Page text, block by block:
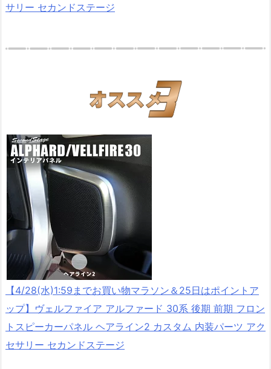
サリー セカンドステージ
【4/28(水)1:59までお買い物マラソン＆25日はポイントア
ップ】ヴェルファイア アルファード 30系 後期 前期 フロン
トスピーカーパネル ヘアライン2 カスタム 内装パーツ アク
セサリー セカンドステージ